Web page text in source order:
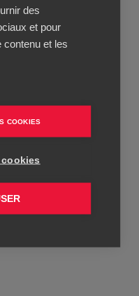
des
et pour
contenu et les
COOKIES
cookies